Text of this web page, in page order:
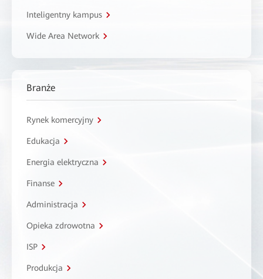
Inteligentny kampus
Wide Area Network
Branże
Rynek komercyjny
Edukacja
Energia elektryczna
Finanse
Administracja
Opieka zdrowotna
ISP
Produkcja